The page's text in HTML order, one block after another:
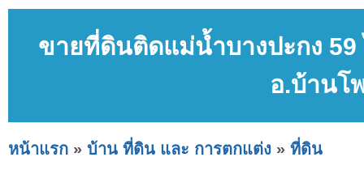
ขายที่ดินติดแม่น้ำบางปะกง 59
อ.บ้านโ
หน้าแรก » บ้าน ที่ดิน และ การตกแต่ง » ที่ดิน